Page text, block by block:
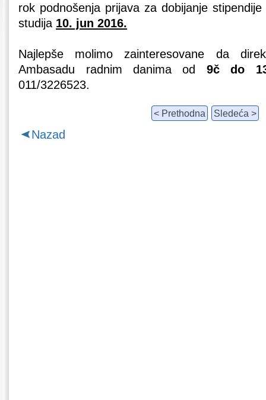
rok podnošenja prijava za dobijanje
studija 10. jun 2016.
Najlepše molimo zainteresovane da
Ambasadu radnim danima od 9č do
011/3226523.
< Prethodna Sledeća >
Nazad